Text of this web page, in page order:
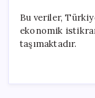
Bu veriler,
ekonomik
taşımaktadır.